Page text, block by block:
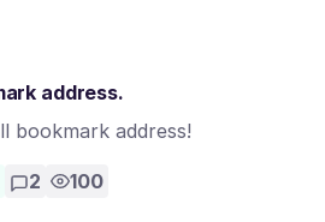
address.
bookmark address!
2 100